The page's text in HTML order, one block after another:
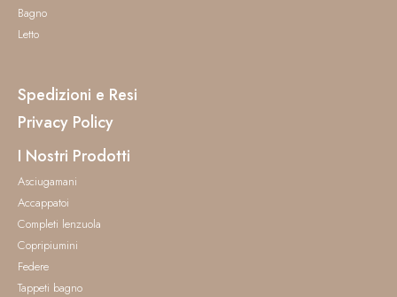
Bagno
Letto
Spedizioni e Resi
Privacy Policy
I Nostri Prodotti
Asciugamani
Accappatoi
Completi lenzuola
Copripiumini
Federe
Tappeti bagno